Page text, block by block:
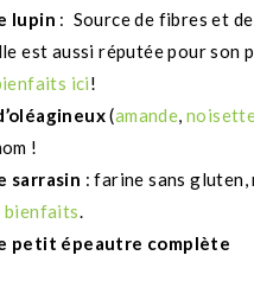
lupin : Source de fibres et
est aussi réputée pour son
ici!
(amande,
!
sarrasin : farine sans gluten,
bienfaits.
petit épeautre complète